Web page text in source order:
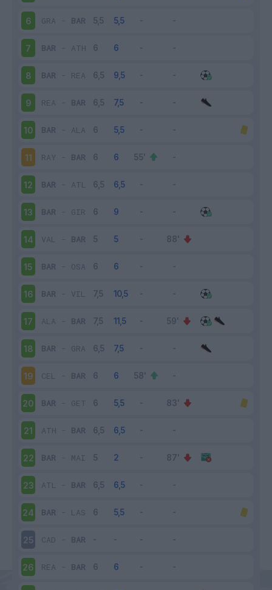
6 GRA - BAR
7 BAR - ATH
8 BAR - REA
9 REA - BAR
10 BAR - ALA
11 RAY - BAR
12 BAR - ATL
13 BAR - GIR
14 VAL - BAR
15 BAR - OSA
16 BAR - VIL
17 ALA - BAR
18 BAR - GRA
19 CEL - BAR
20 BAR - GET
21 ATH - BAR
22 BAR - MAI
23 ATL - BAR
24 BAR - LAS
25 CAD - BAR
26 REA - BAR